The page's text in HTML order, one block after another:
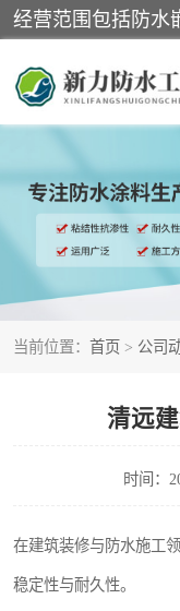
当前位置： 首页 > 公司
清远
时间：
在建筑装修与防水施工
稳定性与耐久性。
黑豹防水胶
乳化沥青防水涂料
非固化橡胶防水涂